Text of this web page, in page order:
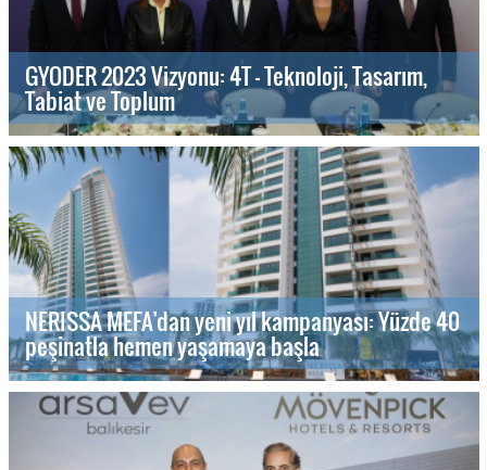
GYODER 2023 Vizyonu: 4T - Teknoloji, Tasarım,
Tabiat ve Toplum
NERISSA MEFA’dan yeni yıl kampanyası: Yüzde 40
peşinatla hemen yaşamaya başla